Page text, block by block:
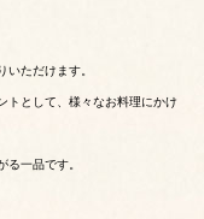
ただけます。
トとして、様々なお料理にかけ
一品です。